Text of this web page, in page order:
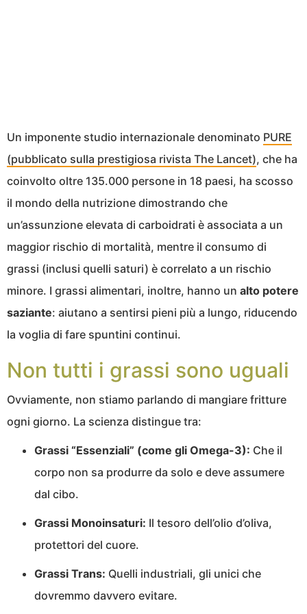
Un imponente studio internazionale denominato PURE
(pubblicato sulla prestigiosa rivista The Lancet), che ha
coinvolto oltre 135.000 persone in 18 paesi, ha scosso
il mondo della nutrizione dimostrando che
un’assunzione elevata di carboidrati è associata a un
maggior rischio di mortalità, mentre il consumo di
grassi (inclusi quelli saturi) è correlato a un rischio
minore. I grassi alimentari, inoltre, hanno un alto potere
saziante: aiutano a sentirsi pieni più a lungo, riducendo
la voglia di fare spuntini continui.
Non tutti i grassi sono uguali
Ovviamente, non stiamo parlando di mangiare fritture
ogni giorno. La scienza distingue tra:
Grassi “Essenziali” (come gli Omega-3): Che il
corpo non sa produrre da solo e deve assumere
dal cibo.
Grassi Monoinsaturi: Il tesoro dell’olio d’oliva,
protettori del cuore.
Grassi Trans: Quelli industriali, gli unici che
dovremmo davvero evitare.